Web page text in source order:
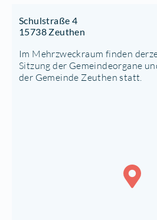
Schulstraße 4
15738 Zeuthen
Im Mehrzweckraum finden
Sitzung der Gemeindeorgane
der Gemeinde Zeuthen statt.